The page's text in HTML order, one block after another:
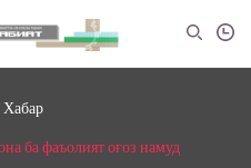
Хабар
ба фаъолият оғоз намуд